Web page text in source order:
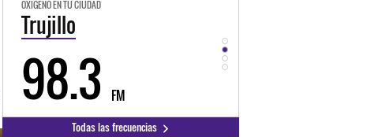
OXÍGENO EN TU CIUDAD
Trujillo
98.3 FM 94.3
Todas las frecuencias